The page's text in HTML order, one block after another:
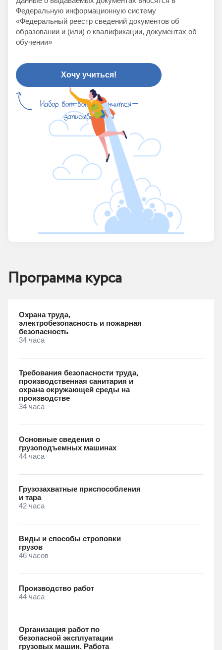
Федеральную информационную систему
«Федеральный реестр сведений документов об
образовании и (или) о квалификации, документах об
обучении»
Хочу учиться!
Программа курса
Охрана труда,
электробезопасность и пожарная
безопасность
34 часа
Требования безопасности труда,
производственная санитария и
охрана окружающей среды на
производстве
34 часа
Основные сведения о
грузоподъемных машинах
44 часа
Грузозахватные приспособления
и тара
42 часа
Виды и способы строповки
грузов
46 часов
Производство работ
44 часа
Организация работ по
безопасной эксплуатации
грузовых машин. Работа